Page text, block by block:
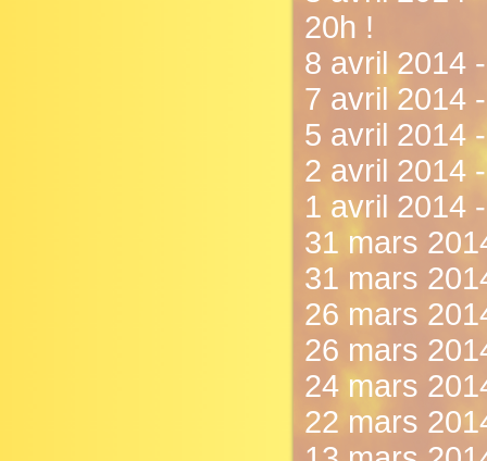
20h !
8 avril 2014
7 avril 2014
5 avril 2014
2 avril 2014
1 avril 2014
31 mars
31 mars
26 mars
26 mars
24 mars
22 mars